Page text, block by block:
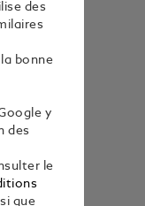
des
bonne
y
des
le
que